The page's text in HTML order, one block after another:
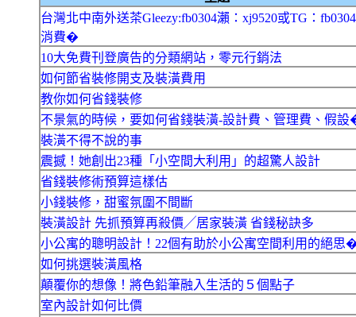
台灣北中南外送茶Gleezy:fb0304瀨：xj9520或TG：
消費�
10大免費刊登廣告的分類網站，零元行銷法
如何節省裝修開支及裝潢費用
教你如何省錢裝修
不景氣的時候，要如何省錢裝潢-設計費、管理費、假
裝潢不得不說的事
震撼！她創出23種「小空間大利用」的超驚人設計
省錢裝修術預算這樣估
小錢裝修，甜蜜氛圍不間斷
裝潢設計 先抓預算再殺價╱居家裝潢 省錢秘訣多
小公寓的聰明設計！22個有助於小公寓空間利用的絕思
如何挑選裝潢風格
顛覆你的想像！將色鉛筆融入生活的５個點子
室內設計如何比價